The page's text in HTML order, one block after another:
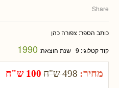
Share
כותב הספר: צפורה כהן
קוד קטלוגי: 9 שנת הוצאה: 1990
מחיר: 498 ש"ח 100 ש"ח